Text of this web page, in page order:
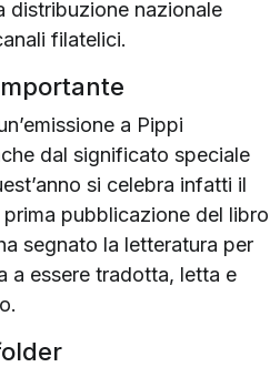
distribuzione nazionale
filatelici.
a Pippi
dal significato speciale
si celebra infatti il
pubblicazione del libro
segnato la letteratura per
a essere tradotta, letta e